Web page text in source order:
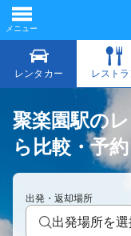
聚楽園駅の
ら比較・予約
出発・返却場所
出発場所を選